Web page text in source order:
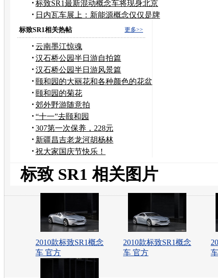
国
标致SR1最新混动概念车将现身北京
车展
日内瓦车展上：新能源概念仅仅是牌
坊
更多>>
标致SR1相关热帖
云南墨江惊魂
汉石桥公园半日游自拍篇
汉石桥公园半日游风景篇
颐和园的大丽花和各种颜色的花盆
颐和园的菊花
郊外野游随意拍
“十一”去颐和园
307第一次保养，228元
新疆昌吉老龙河胡杨林
祝大家国庆节快乐！
标致 SR1 相关图片
2010款标致SR1概念
车 官方
2010款标致SR1概念
车 官方